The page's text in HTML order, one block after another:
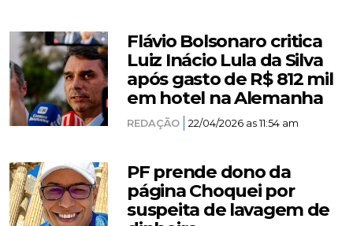
Flávio Bolsonaro critica
Luiz Inácio Lula da Silva
após gasto de R$ 812 mil
em hotel na Alemanha
REDAÇÃO 22/04/2026 as 11:54 am
PF prende dono da
página Choquei por
suspeita de lavagem de